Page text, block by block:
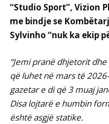
“Studio Sport”, Vizion
me bindje se
Sylvinho “nuk ka ekip
“Jemi pranë dhjetorit
që luhet në mars të
gazetar e di që 3 muaj
Disa lojtarë e humbin
është asgjë statike.